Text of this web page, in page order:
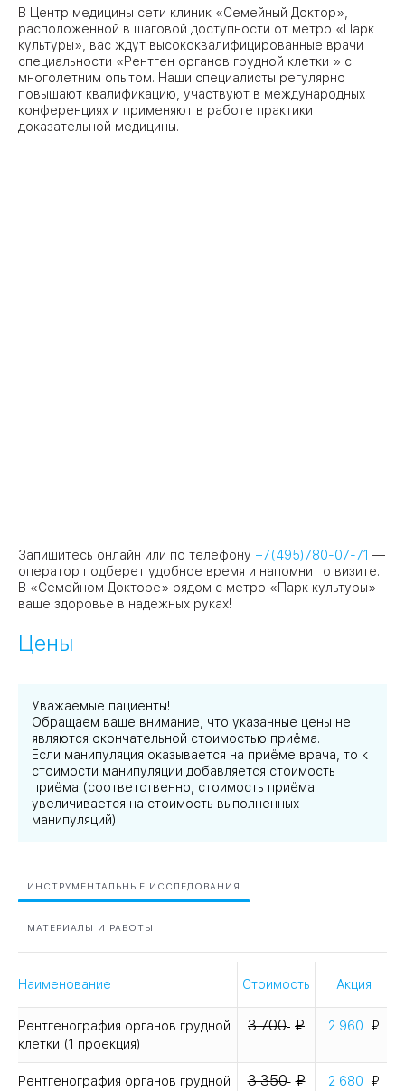
ЗАО 03
12
16
Теплый Стан Пражская
Академика
Янгеля
В Центр медицины сети клиник «Семейный Доктор»,
расположенной в шаговой доступности от метро «Парк
культуры», вас ждут высококвалифицированные врачи
специальности «Рентген органов грудной клетки » с
многолетним опытом. Наши специалисты регулярно
повышают квалификацию, участвуют в международных
конференциях и применяют в работе практики
доказательной медицины.
Запишитесь онлайн или по телефону +7(495)780-07-71 —
оператор подберет удобное время и напомнит о визите.
В «Семейном Докторе» рядом с метро «Парк культуры»
ваше здоровье в надежных руках!
Цены
Уважаемые пациенты!
Обращаем ваше внимание, что указанные цены не
являются окончательной стоимостью приёма.
Если манипуляция оказывается на приёме врача, то к
стоимости манипуляции добавляется стоимость
приёма (соответственно, стоимость приёма
увеличивается на стоимость выполненных
манипуляций).
ИНСТРУМЕНТАЛЬНЫЕ ИССЛЕДОВАНИЯ
МАТЕРИАЛЫ И РАБОТЫ
Наименование Стоимость Акция
Рентгенография органов грудной
клетки (1 проекция)
3 700 2 960
Рентгенография органов грудной 3 350 2 680